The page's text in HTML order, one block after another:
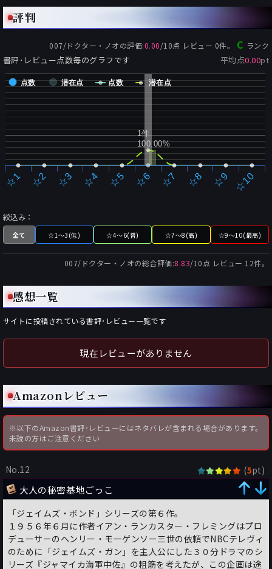
評判
007/ドクター・ノオの評価:0.00/10点 レビュー 0件。 C ランク
書評･レビュー点数毎のグラフです 平均点0.00pt
点数 潜在点 点数 潜在点
☆1 ☆2 ☆3 ☆4 ☆5 ☆6 ☆7 ☆8 ☆9 ☆10
1件
100.00%
絞込み：
全て ☆1～3(低) ☆4～6(普) ☆7～8(高) ☆9～10(最高)
007/ドクター・ノオの総合評価:8.83/10点 レビュー 12件。
感想一覧
サイトに投稿されている書評･レビュー一覧です
現在レビューがありません
Amazonレビュー
※以下のAmazon書評･レビューにはネタバレが含まれる場合があります。
未読の方はご注意ください
No.12 (5pt)
大人の秘密基地ごっこ
「ジェイムズ・ボンド」シリーズの第６作。
１９５６年６月に作者イアン・ランカスター・フレミングはプロ
デューサーのヘンリー・モーゲンソー三世の依頼でNBCテレヴィ
のために「ジェイムズ・ガン」を主人公にした３０分ドラマのシ
リーズ『ジャマイカ海軍中佐』の粗筋を考えたが、この企画は途